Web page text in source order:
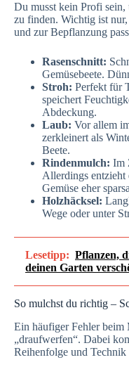
Du musst kein Profi
zu finden. Wichtig ist
und zur Bepflanzung
Rasenschnitt:
Gemüsebeete.
Stroh: Perfekt für
speichert
Abdeckung.
Laub: Vor allem
zerkleinert als
Beete.
Rindenmulch: Im
Allerdings entzieht
Gemüse eher
Holzhäcksel:
Wege oder unter
Lesetipp: Pflanzen,
deinen Garten
So mulchst du richtig –
Ein häufiger Fehler beim
„draufwerfen“. Dabei
Reihenfolge und Technik